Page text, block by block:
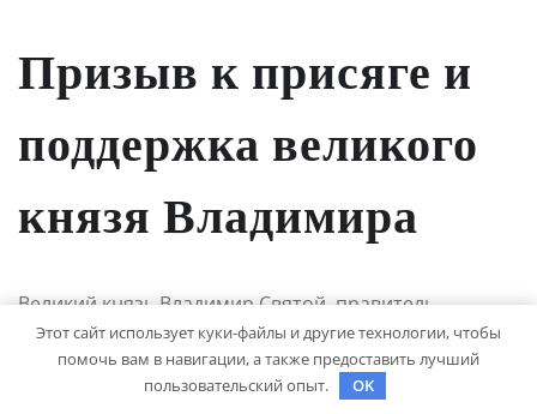
Призыв к присяге и
поддержка великого
князя Владимира
Великий князь Владимир Святой, правитель
великого княжества Киевского, считается одним из
наиболее выдающихся правителей Древней Руси.
Когда он принял крещение в 988 году, это событие
Этот сайт использует куки-файлы и другие технологии, чтобы
помочь вам в навигации, а также предоставить лучший
пользовательский опыт.
OK